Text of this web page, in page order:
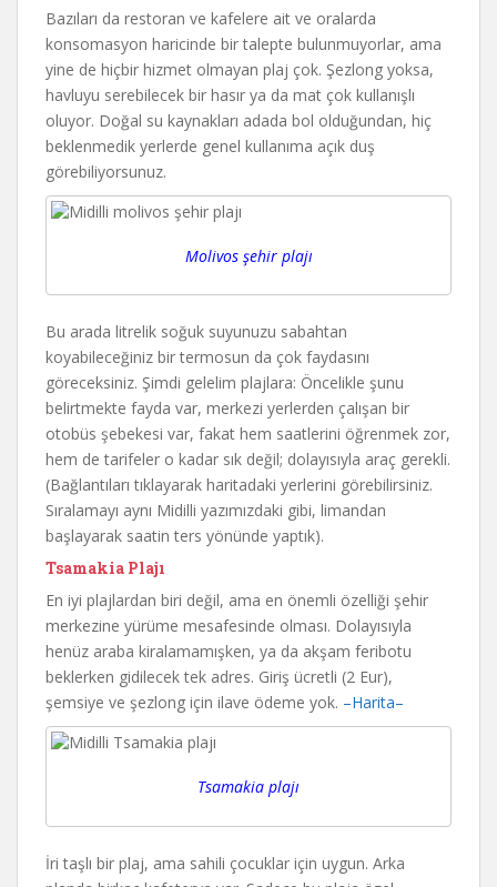
Bazıları da restoran ve kafelere ait ve oralarda
konsomasyon haricinde bir talepte bulunmuyorlar, ama
yine de hiçbir hizmet olmayan plaj çok. Şezlong yoksa,
havluyu serebilecek bir hasır ya da mat çok kullanışlı
oluyor. Doğal su kaynakları adada bol olduğundan, hiç
beklenmedik yerlerde genel kullanıma açık duş
görebiliyorsunuz.
Molivos şehir plajı
Bu arada litrelik soğuk suyunuzu sabahtan
koyabileceğiniz bir termosun da çok faydasını
göreceksiniz. Şimdi gelelim plajlara: Öncelikle şunu
belirtmekte fayda var, merkezi yerlerden çalışan bir
otobüs şebekesi var, fakat hem saatlerini öğrenmek zor,
hem de tarifeler o kadar sık değil; dolayısıyla araç gerekli.
(Bağlantıları tıklayarak haritadaki yerlerini görebilirsiniz.
Sıralamayı aynı Midilli yazımızdaki gibi, limandan
başlayarak saatin ters yönünde yaptık).
Tsamakia Plajı
En iyi plajlardan biri değil, ama en önemli özelliği şehir
merkezine yürüme mesafesinde olması. Dolayısıyla
henüz araba kiralamamışken, ya da akşam feribotu
beklerken gidilecek tek adres. Giriş ücretli (2 Eur),
şemsiye ve şezlong için ilave ödeme yok. –Harita–
Tsamakia plajı
İri taşlı bir plaj, ama sahili çocuklar için uygun. Arka